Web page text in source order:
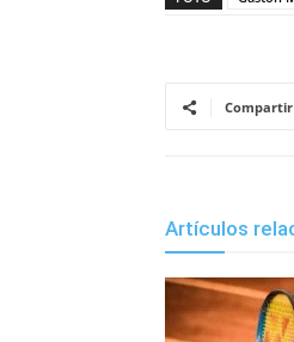
Compartir
Artículos